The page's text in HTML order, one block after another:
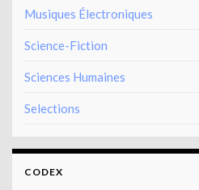
Musiques Électroniques
Science-Fiction
Sciences Humaines
Selections
CODEX